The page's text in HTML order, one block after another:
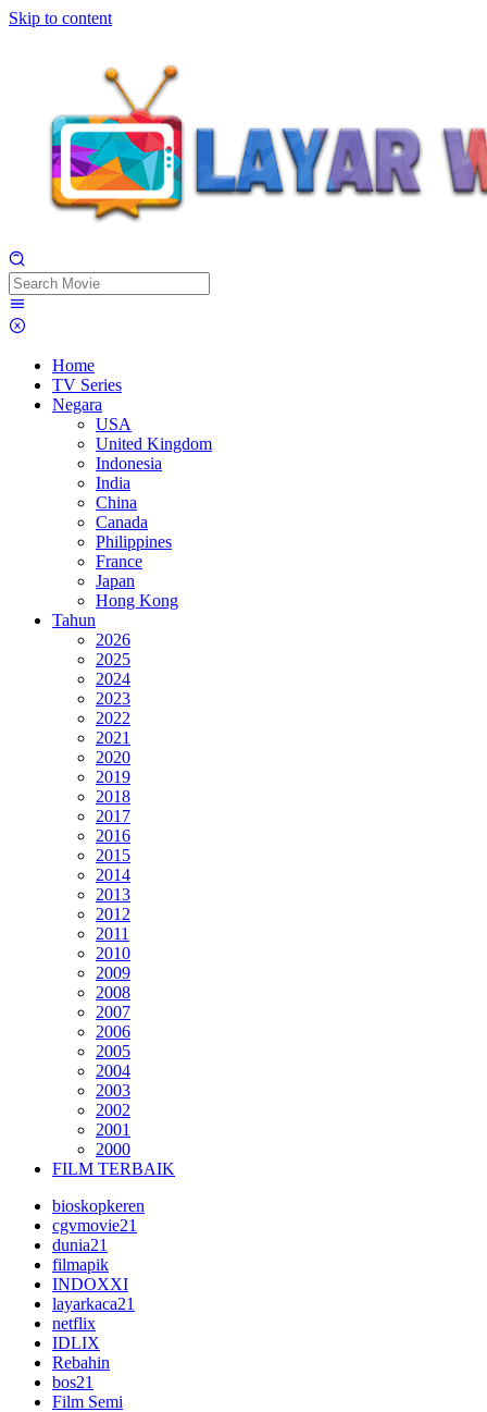
Skip to content
Home
TV Series
Negara
USA
United Kingdom
Indonesia
India
China
Canada
Philippines
France
Japan
Hong Kong
Tahun
2026
2025
2024
2023
2022
2021
2020
2019
2018
2017
2016
2015
2014
2013
2012
2011
2010
2009
2008
2007
2006
2005
2004
2003
2002
2001
2000
FILM TERBAIK
bioskopkeren
cgvmovie21
dunia21
filmapik
INDOXXI
layarkaca21
netflix
IDLIX
Rebahin
bos21
Film Semi